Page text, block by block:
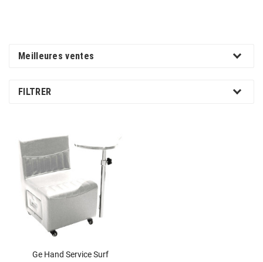
Meilleures ventes
FILTRER
Ge Hand Service Surf